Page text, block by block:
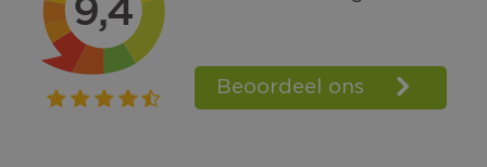
Spaarpunten
Shop the Look
Telefonisch bestellen ook mogelijk